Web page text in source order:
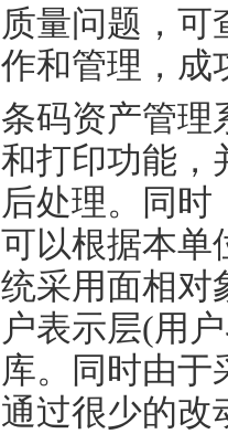
质量问题，可
作和管理，成
条码资产管理
和打印功能，
后处理。同时
可以根据本单
统采用面相对
户表示层(用
库。同时由于
通过很少的改